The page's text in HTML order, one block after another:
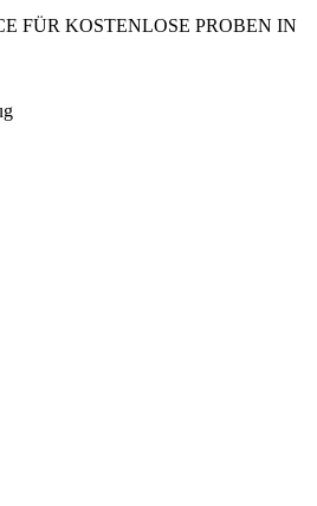
FÜR KOSTENLOSE PROBEN IN